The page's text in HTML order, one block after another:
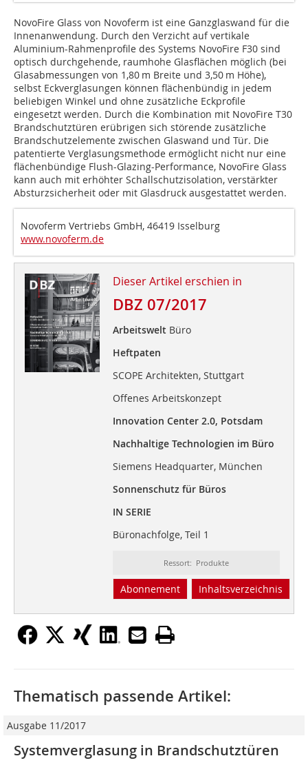
NovoFire Glass von Novoferm ist eine Ganzglaswand für die
Innenanwendung. Durch den Verzicht auf vertikale
Aluminium-Rahmenprofile des Systems NovoFire F30 sind
optisch durchgehende, raumhohe Glasflächen möglich (bei
Glasabmessungen von 1,80 m Breite und 3,50 m Höhe),
selbst Eckverglasungen können flächenbündig in jedem
beliebigen Winkel und ohne zusätzliche Eckprofile
eingesetzt werden. Durch die Kombination mit NovoFire T30
Brandschutztüren erübrigen sich störende zusätzliche
Brandschutzelemente zwischen Glaswand und Tür. Die
patentierte Verglasungsmethode ermöglicht nicht nur eine
flächenbündige Flush-Glazing-Performance, NovoFire Glass
kann auch mit erhöhter Schallschutzisolation, verstärkter
Absturzsicherheit oder mit Glasdruck ausgestattet werden.
Novoferm Vertriebs GmbH, 46419 Isselburg
www.novoferm.de
Dieser Artikel erschien in
DBZ 07/2017
Arbeitswelt Büro
Heftpaten
SCOPE Architekten, Stuttgart
Offenes Arbeitskonzept
Innovation Center 2.0, Potsdam
Nachhaltige Technologien im Büro
Siemens Headquarter, München
Sonnenschutz für Büros
IN SERIE
Büronachfolge, Teil 1
Ressort: Produkte
Abonnement Inhaltsverzeichnis
Thematisch passende Artikel:
Ausgabe 11/2017
Systemverglasung in Brandschutztüren